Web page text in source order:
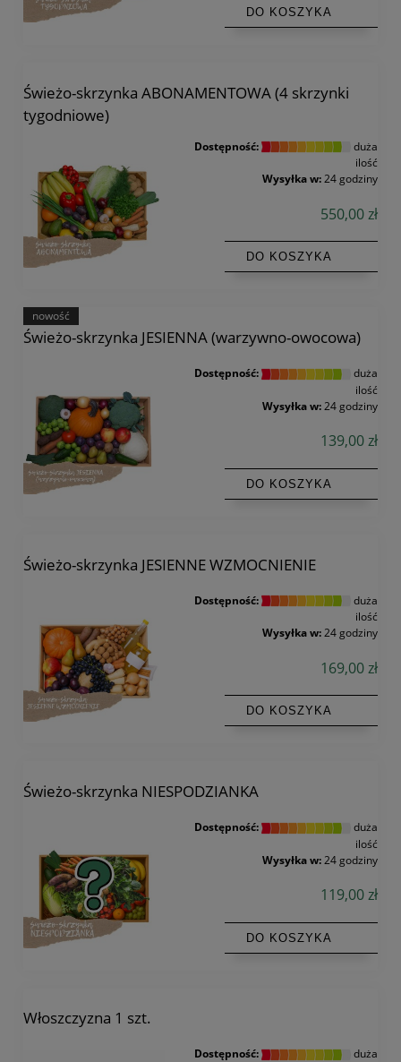
DO KOSZYKA
Świeżo-skrzynka ABONAMENTOWA (4 skrzynki
tygodniowe)
Dostępność:
duża
ilość
Wysyłka w:24 godziny
550,00 zł
DO KOSZYKA
Świeżo-skrzynka JESIENNA (warzywno-owocowa)
Dostępność:
duża
ilość
Wysyłka w: 24 godziny
139,00 zł
DO KOSZYKA
nowość
Świeżo-skrzynka JESIENNE WZMOCNIENIE
Dostępność:
duża
ilość
Wysyłka w:24 godziny
169,00 zł
DO KOSZYKA
Świeżo-skrzynka NIESPODZIANKA
Dostępność:
duża
ilość
Wysyłka w: 24 godziny
119,00 zł
DO KOSZYKA
Włoszczyzna 1 szt.
Dostępność:
duża